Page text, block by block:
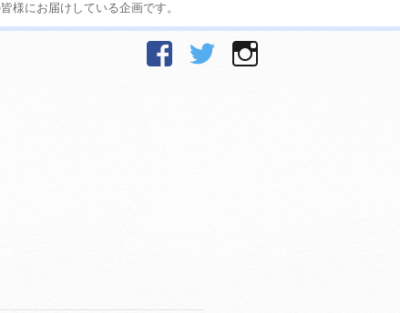
様にお届けしている企画です。
facebookTwitter